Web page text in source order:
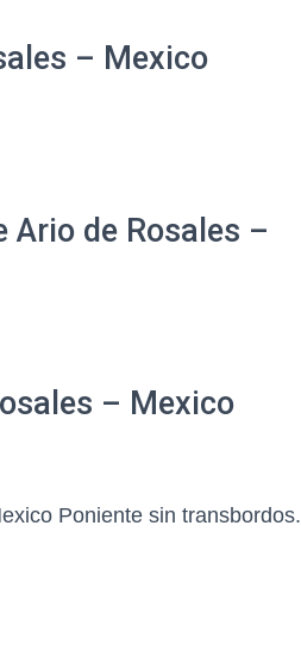
– Mexico
Ario de Rosales –
– Mexico
Poniente sin transbordos.